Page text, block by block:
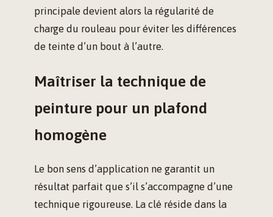
principale devient alors la régularité de
charge du rouleau pour éviter les différences
de teinte d’un bout à l’autre.
Maîtriser la technique de
peinture pour un plafond
homogène
Le bon sens d’application ne garantit un
résultat parfait que s’il s’accompagne d’une
technique rigoureuse. La clé réside dans la